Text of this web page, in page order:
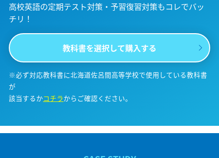
高校英語の定期テスト対策・予習復習対策もコレでバッ
チリ！
教科書を選択して購入する
※必ず対応教科書に北海道佐呂間高等学校で使用している教科書
が
該当するかコチラからご確認ください。